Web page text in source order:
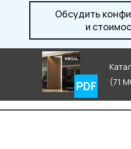
Обсудить
и
(71